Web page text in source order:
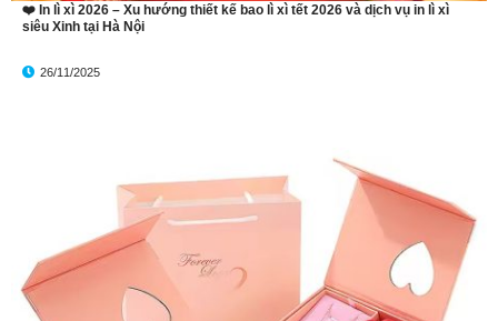
❤️ In lì xì 2026 – Xu hướng thiết kế bao lì xì tết 2026 và dịch vụ in lì xì
siêu Xinh tại Hà Nội
26/11/2025